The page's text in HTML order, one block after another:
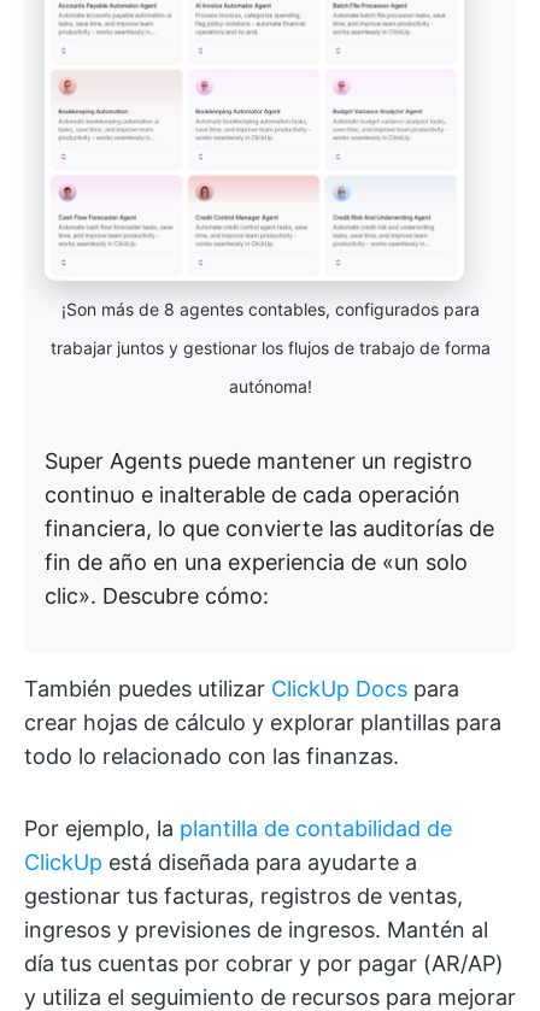
¡Son más de 8 agentes contables, configurados para
trabajar juntos y gestionar los flujos de trabajo de forma
autónoma!
Super Agents puede mantener un registro
continuo e inalterable de cada operación
financiera, lo que convierte las auditorías de
fin de año en una experiencia de «un solo
clic». Descubre cómo:
También puedes utilizar ClickUp Docs para
crear hojas de cálculo y explorar plantillas para
todo lo relacionado con las finanzas.
Por ejemplo, la plantilla de contabilidad de
ClickUp está diseñada para ayudarte a
gestionar tus facturas, registros de ventas,
ingresos y previsiones de ingresos. Mantén al
día tus cuentas por cobrar y por pagar (AR/AP)
y utiliza el seguimiento de recursos para mejorar